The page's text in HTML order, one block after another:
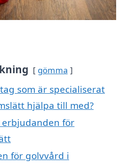
gömma
som är specialiserat
hjälpa till med?
erbjudanden för
för golvvård i